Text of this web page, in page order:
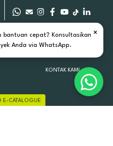
INSPIRASI
KONTAK KAMI
E-CATALOGUE
×
bantuan cepat? Konsultasikan
Anda via WhatsApp.